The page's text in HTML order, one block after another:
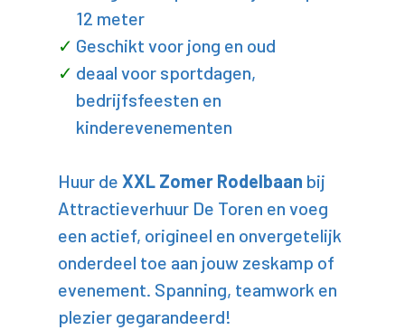
12 meter
Geschikt voor jong en oud
deaal voor sportdagen,
bedrijfsfeesten en
kinderevenementen
Huur de XXL Zomer Rodelbaan bij
Attractieverhuur De Toren en voeg
een actief, origineel en onvergetelijk
onderdeel toe aan jouw zeskamp of
evenement. Spanning, teamwork en
plezier gegarandeerd!